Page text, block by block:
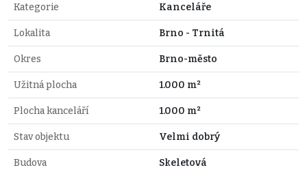
Kategorie Kanceláře
Lokalita Brno - Trnitá
Okres Brno-město
Užitná plocha 1.000 m²
Plocha kanceláří 1.000 m²
Stav objektu Velmi dobrý
Budova Skeletová